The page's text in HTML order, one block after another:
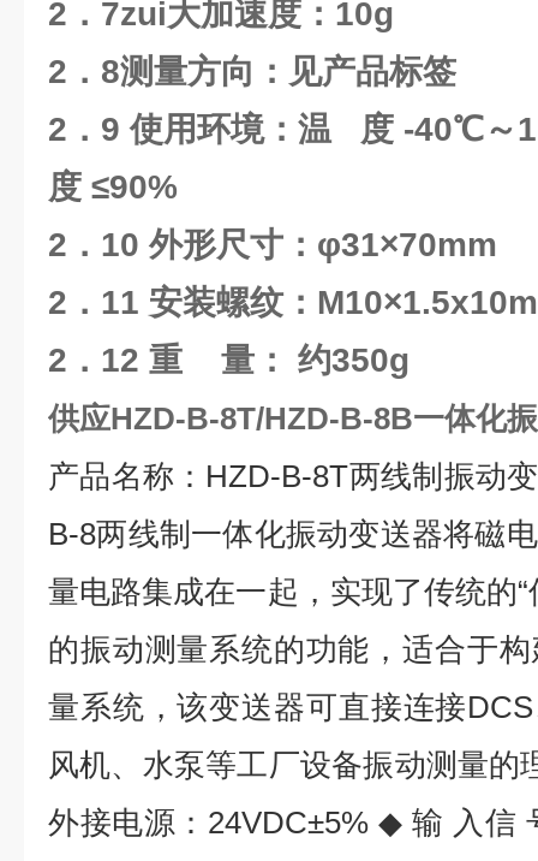
2．7zui大加速度：10g
2．8测量方向：见产品标签
2．9 使用环境：温 度 -40℃
度 ≤90%
2．10 外形尺寸：φ31×70mm
2．11 安装螺纹：
2．12 重 量： 约350g
供应HZD-B-8T/HZD-B-8B一体化
产品名称：HZD-B-8T两线制振动
B-8两线制一体化振动变送器将磁
量电路集成在一起，实现了传统的
的振动测量系统的功能，适合于
量系统，该变送器可直接连接
风机、水泵等工厂设备振动测量
外接电源：24VDC±5% ◆ 输 入信